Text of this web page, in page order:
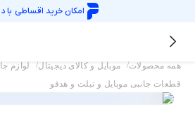
امکان خرید اقساطی با
همه محصولات/ موبایل و کالای دیجیتال/ لوازم
قطعات جانبی موبایل و تبلت و هدفو